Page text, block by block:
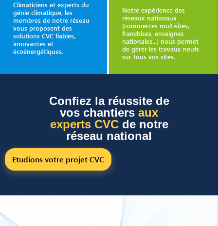
Climaticiens et experts du
génie climatique, les
membres de notre réseau
vous proposent des
solutions CVC fiables,
innovantes et
écoénergétiques.
Notre expérience des
réseaux nationaux
(commerces multisites,
franchises, enseignes
nationales...) nous permet
de gérer les travaux neufs
sur tous vos sites.
Confiez la réussite de
vos chantiers aux
experts CVCde notre
réseau national
Etudions votre projet CVC